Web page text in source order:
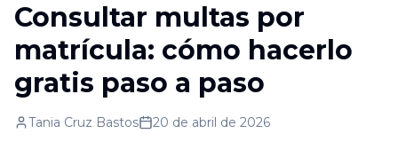
Consultar multas por
matrícula: cómo hacerlo
gratis paso a paso
Tania Cruz Bastos 20 de abril de 2026